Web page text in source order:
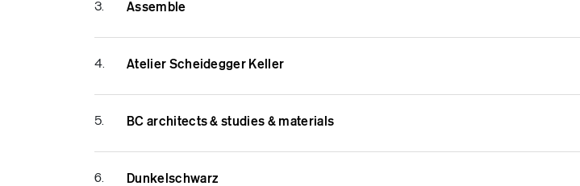
3. Assemble
4. Atelier Scheidegger Keller
5. BC architects & studies & materials
6. Dunkelschwarz